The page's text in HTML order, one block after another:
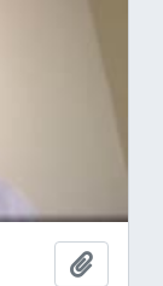
Add to